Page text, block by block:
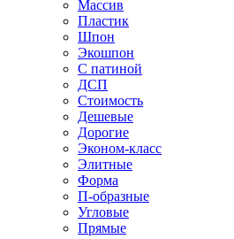
Массив
Пластик
Шпон
Экошпон
С патиной
ДСП
Стоимость
Дешевые
Дорогие
Эконом-класс
Элитные
Форма
П-образные
Угловые
Прямые